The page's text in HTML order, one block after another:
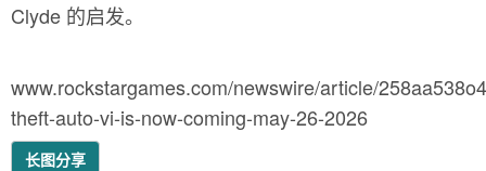
Clyde 的启发。
www.rockstargames.com/newswire/article/
theft-auto-vi-is-now-coming-may-26-2026
长图分享